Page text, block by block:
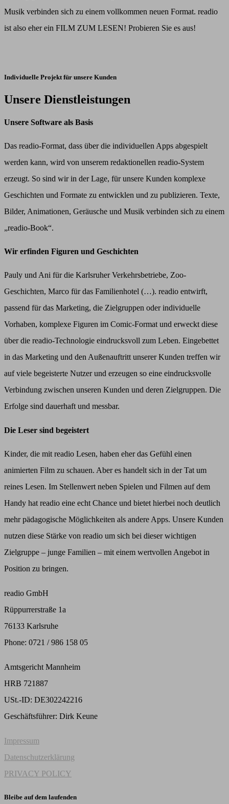
Musik verbinden sich zu einem vollkommen neuen Format. readio
ist also eher ein FILM ZUM LESEN! Probieren Sie es aus!
Individuelle Projekt für unsere Kunden
Unsere Dienstleistungen
Unsere Software als Basis
Das readio-Format, dass über die individuellen Apps abgespielt
werden kann, wird von unserem redaktionellen readio-System
erzeugt. So sind wir in der Lage, für unsere Kunden komplexe
Geschichten und Formate zu entwicklen und zu publizieren. Texte,
Bilder, Animationen, Geräusche und Musik verbinden sich zu einem
„readio-Book“.
Wir erfinden Figuren und Geschichten
Pauly und Ani für die Karlsruher Verkehrsbetriebe, Zoo-
Geschichten, Marco für das Familienhotel (…). readio entwirft,
passend für das Marketing, die Zielgruppen oder individuelle
Vorhaben, komplexe Figuren im Comic-Format und erweckt diese
über die readio-Technologie eindrucksvoll zum Leben. Eingebettet
in das Marketing und den Außenauftritt unserer Kunden treffen wir
auf viele begeisterte Nutzer und erzeugen so eine eindrucksvolle
Verbindung zwischen unseren Kunden und deren Zielgruppen. Die
Erfolge sind dauerhaft und messbar.
Die Leser sind begeistert
Kinder, die mit readio Lesen, haben eher das Gefühl einen
animierten Film zu schauen. Aber es handelt sich in der Tat um
reines Lesen. Im Stellenwert neben Spielen und Filmen auf dem
Handy hat readio eine echt Chance und bietet hierbei noch deutlich
mehr pädagogische Möglichkeiten als andere Apps. Unsere Kunden
nutzen diese Stärke von readio um sich bei dieser wichtigen
Zielgruppe – junge Familien – mit einem wertvollen Angebot in
Position zu bringen.
readio GmbH
Rüppurrerstraße 1a
76133 Karlsruhe
Phone: 0721 / 986 158 05
Amtsgericht Mannheim
HRB 721887
USt.-ID: DE302242216
Geschäftsführer: Dirk Keune
Impressum
Datenschutzerklärung
PRIVACY POLICY
Bleibe auf dem laufenden